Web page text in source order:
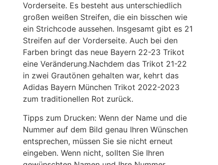
Vorderseite. Es besteht aus unterschiedlich
großen weißen Streifen, die ein bisschen wie
ein Strichcode aussehen. Insgesamt gibt es 21
Streifen auf der Vorderseite. Auch bei den
Farben bringt das neue Bayern 22-23 Trikot
eine Veränderung.Nachdem das Trikot 21-22
in zwei Grautönen gehalten war, kehrt das
Adidas Bayern München Trikot 2022-2023
zum traditionellen Rot zurück.
Tipps zum Drucken: Wenn der Name und die
Nummer auf dem Bild genau Ihren Wünschen
entsprechen, müssen Sie sie nicht erneut
eingeben. Wenn nicht, sollten Sie Ihren